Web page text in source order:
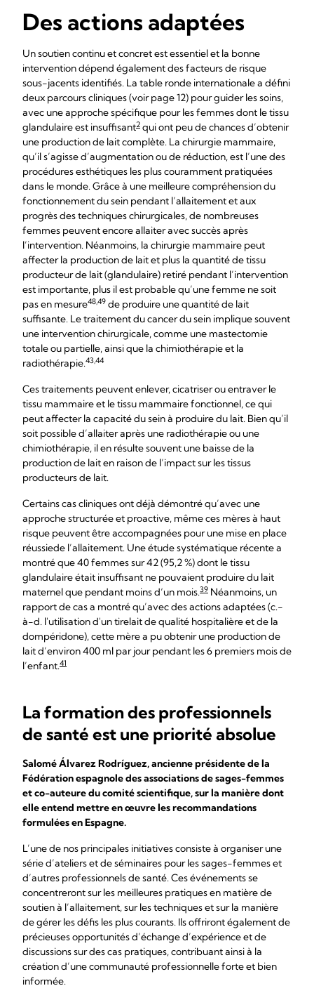
Des actions adaptées
Un soutien continu et concret est essentiel et la bonne
intervention dépend également des facteurs de risque
sous-jacents identifiés. La table ronde internationale a défini
deux parcours cliniques (voir page 12) pour guider les soins,
avec une approche spécifique pour les femmes dont le tissu
glandulaire est insuffisant2 qui ont peu de chances d’obtenir
une production de lait complète. La chirurgie mammaire,
qu’il s’agisse d’augmentation ou de réduction, est l’une des
procédures esthétiques les plus couramment pratiquées
dans le monde. Grâce à une meilleure compréhension du
fonctionnement du sein pendant l’allaitement et aux
progrès des techniques chirurgicales, de nombreuses
femmes peuvent encore allaiter avec succès après
l’intervention. Néanmoins, la chirurgie mammaire peut
affecter la production de lait et plus la quantité de tissu
producteur de lait (glandulaire) retiré pendant l’intervention
est importante, plus il est probable qu’une femme ne soit
pas en mesure48,49 de produire une quantité de lait
suffisante. Le traitement du cancer du sein implique souvent
une intervention chirurgicale, comme une mastectomie
totale ou partielle, ainsi que la chimiothérapie et la
radiothérapie.43,44
Ces traitements peuvent enlever, cicatriser ou entraver le
tissu mammaire et le tissu mammaire fonctionnel, ce qui
peut affecter la capacité du sein à produire du lait. Bien qu’il
soit possible d’allaiter après une radiothérapie ou une
chimiothérapie, il en résulte souvent une baisse de la
production de lait en raison de l’impact sur les tissus
producteurs de lait.
Certains cas cliniques ont déjà démontré qu’avec une
approche structurée et proactive, même ces mères à haut
risque peuvent être accompagnées pour une mise en place
réussiede l’allaitement. Une étude systématique récente a
montré que 40 femmes sur 42 (95,2 %) dont le tissu
glandulaire était insuffisant ne pouvaient produire du lait
maternel que pendant moins d‘un mois.39 Néanmoins, un
rapport de cas a montré qu’avec des actions adaptées (c.-
à-d. l'utilisation d'un tirelait de qualité hospitalière et de la
dompéridone), cette mère a pu obtenir une production de
lait d’environ 400 ml par jour pendant les 6 premiers mois de
l’enfant.41
La formation des professionnels
de santé est une priorité absolue
Salomé Álvarez Rodríguez, ancienne présidente de la
Fédération espagnole des associations de sages-femmes
et co-auteure du comité scientifique, sur la manière dont
elle entend mettre en œuvre les recommandations
formulées en Espagne.
L’une de nos principales initiatives consiste à organiser une
série d’ateliers et de séminaires pour les sages-femmes et
d’autres professionnels de santé. Ces événements se
concentreront sur les meilleures pratiques en matière de
soutien à l’allaitement, sur les techniques et sur la manière
de gérer les défis les plus courants. Ils offriront également de
précieuses opportunités d’échange d’expérience et de
discussions sur des cas pratiques, contribuant ainsi à la
création d’une communauté professionnelle forte et bien
informée.